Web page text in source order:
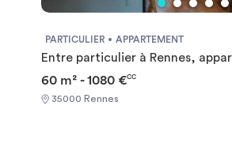
PARTICULIER APPARTEMENT
Entre particulier à Rennes,
60 m² - 1080 €CC
35000 Rennes